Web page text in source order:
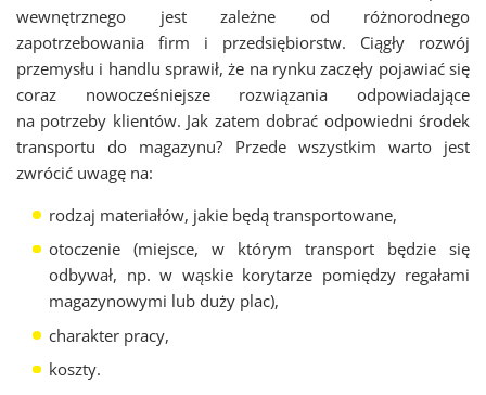
wewnętrznego jest zależne od różnorodnego
zapotrzebowania firm i przedsiębiorstw. Ciągły rozwój
przemysłu i handlu sprawił, że na rynku zaczęły pojawiać się
coraz nowocześniejsze rozwiązania odpowiadające
na potrzeby klientów. Jak zatem dobrać odpowiedni środek
transportu do magazynu? Przede wszystkim warto jest
zwrócić uwagę na:
rodzaj materiałów, jakie będą transportowane,
otoczenie (miejsce, w którym transport będzie się
odbywał, np. w wąskie korytarze pomiędzy regałami
magazynowymi lub duży plac),
charakter pracy,
koszty.